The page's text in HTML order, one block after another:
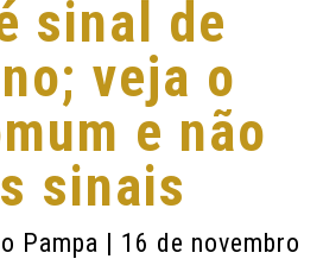
sinal de
veja o
e não
sinais
Pampa | 16 de novembro